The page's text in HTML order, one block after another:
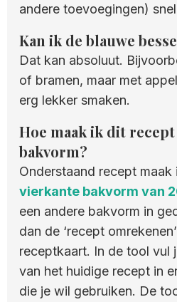
andere toevoegingen)
Kan ik de blauwe
Dat kan absoluut.
of bramen, maar met
erg lekker smaken.
Hoe maak ik dit
bakvorm?
Onderstaand recept maak
vierkante bakvorm van
een andere bakvorm in
dan de ‘recept
receptkaart. In de tool vul
van het huidige recept in
die je wil gebruiken. De